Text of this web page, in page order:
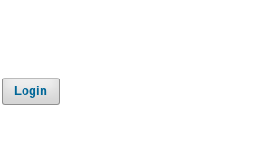
Login